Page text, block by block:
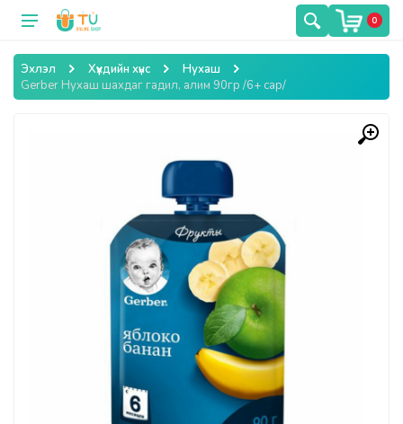
0
Эхлэл Хүүхдийн хүнс
Нухаш
Gerber Нухаш шахдаг гадил, алим 90гр /6+ сар/